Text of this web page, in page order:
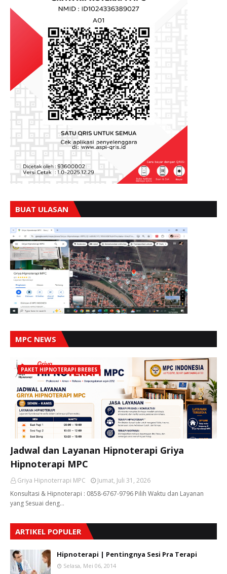
BUAT ULASAN
MPC NEWS
PAKET HIPNOTERAPI BREBES
Jadwal dan Layanan Hipnoterapi Griya
Hipnoterapi MPC
Griya Hipnoterrapi MPC
Jumat, Juli 31, 2026
Konsultasi & Hipnoterapi : 0858-6767-9796 Pilih Waktu dan Layanan
yang Sesuai deng…
ARTIKEL POPULER
Hipnoterapi | Pentingnya Sesi Pra Terapi
Selasa, Mei 06, 2014